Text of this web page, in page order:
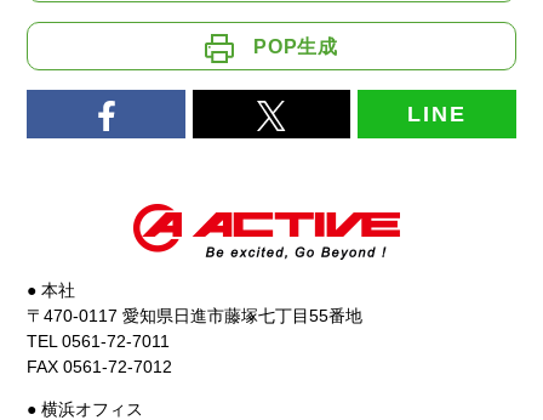
POP生成
LINE
● 本社
〒470-0117 愛知県日進市藤塚七丁目55番地
TEL 0561-72-7011
FAX 0561-72-7012
● 横浜オフィス